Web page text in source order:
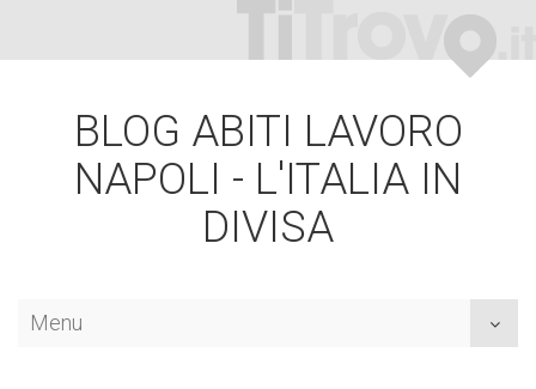
BLOG ABITI LAVORO
NAPOLI - L'ITALIA IN
DIVISA
Menu